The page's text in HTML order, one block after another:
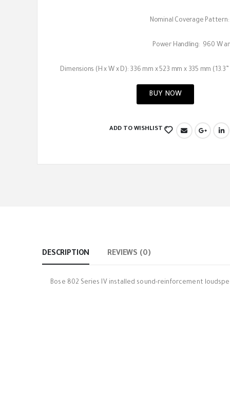
Nominal Coverage Pattern:
Power Handling: 960 W
Dimensions (H x W x D): 336 mm x 523 mm x 335 mm (13.3”
BUY NOW
ADD TO WISHLIST
DESCRIPTION REVIEWS (0)
Bose 802 Series IV installed sound-reinforcement